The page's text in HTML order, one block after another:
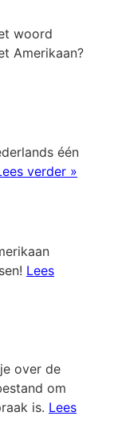
woord
Amerikaan?
één
verder »
Lees
over de
om
is. Lees